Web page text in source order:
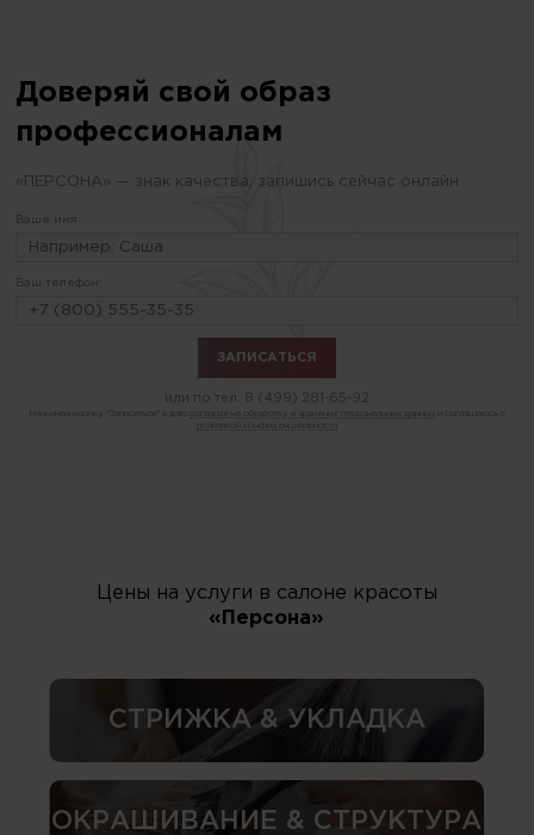
Доверяй свой образ
профессионалам
«ПЕРСОНА» — знак качества, запишись сейчас онлайн
Ваше имя:
Ваш телефон:
или по тел. 8 (499) 281-65-92
Нажимая кнопку "Записаться" я даю согласие на обработку и хранение персональных данных
политикой конфиденциальности
Цены на услуги в салоне красоты
«Персона»
СТРИЖКА & УКЛАДКА
ОКРАШИВАНИЕ & СТРУКТУРА